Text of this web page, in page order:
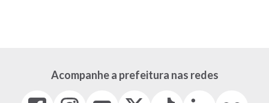
Acompanhe a prefeitura nas redes
FacebookInstagram
Tiktok
LinkedIn